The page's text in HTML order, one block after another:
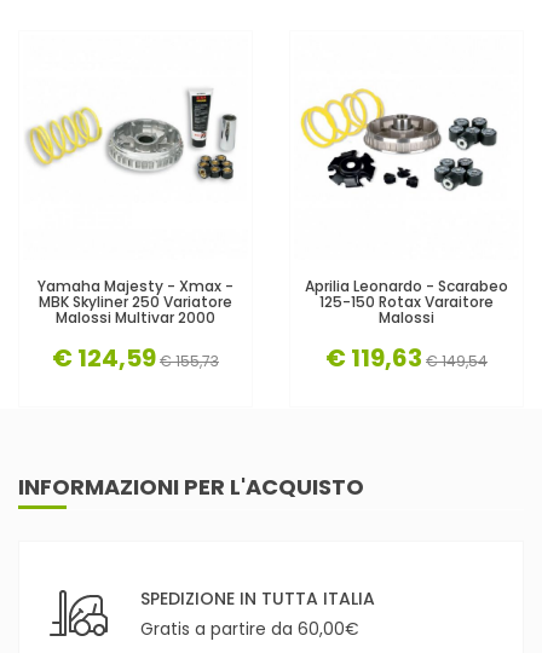
Yamaha Majesty - Xmax -
MBK Skyliner 250 Variatore
Malossi Multivar 2000
€ 124,59€ 155,73
Aprilia Leonardo - Scarabeo
125-150 Rotax Varaitore
Malossi
€ 119,63 € 149,54
INFORMAZIONI PER L'ACQUISTO
SPEDIZIONE IN TUTTA ITALIA
Gratis a partire da 60,00€